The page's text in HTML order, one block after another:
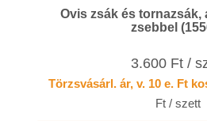
Ovis zsák és tornazsák,
zsebbel
3.600 Ft /
Törzsvásárl. ár, v. 10 e. Ft
Ft / szett